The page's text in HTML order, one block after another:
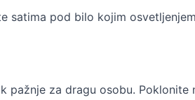
satima pod bilo kojim
pažnje za dragu osobu. Poklonite